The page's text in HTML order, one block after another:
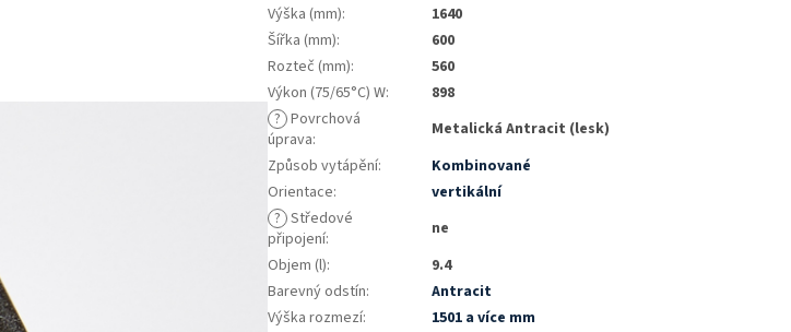
Výška (mm):
1640
Šířka (mm):
600
Rozteč (mm):
560
Výkon (75/65°C) W:
898
? Povrchová
úprava:
Metalická Antracit (lesk)
Způsob vytápění:
Kombinované
Orientace:
vertikální
? Středové
připojení:
ne
Objem (l):
9.4
Barevný odstín:
Antracit
Výška rozmezí:
1501 a více mm